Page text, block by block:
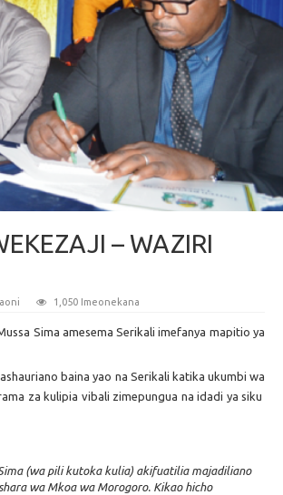
– WAZIRI
1,050 Imeonekana
Sima amesema Serikali imefanya mapitio ya
baina yao na Serikali katika ukumbi wa
za kulipia vibali zimepungua na idadi ya siku
(wa pili kutoka kulia) akifuatilia majadiliano
wa Mkoa wa Morogoro. Kikao hicho